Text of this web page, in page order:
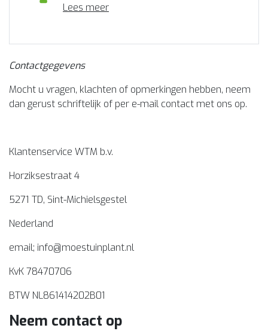
Lees meer
Contactgegevens
Mocht u vragen, klachten of opmerkingen hebben, neem
dan gerust schriftelijk of per e-mail contact met ons op.
Klantenservice WTM b.v.
Horziksestraat 4
5271 TD, Sint-Michielsgestel
Nederland
email; info@moestuinplant.nl
KvK 78470706
BTW NL861414202B01
Neem contact op